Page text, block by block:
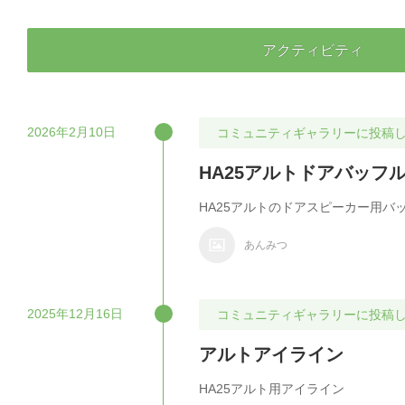
アクティビティ
2026年2月10日 コミュニティギャラリーに投稿
HA25アルトドアバッフ
HA25アルトのドアスピーカー用バ
あんみつ
2025年12月16日 コミュニティギャラリーに投稿
アルトアイライン
HA25アルト用アイライン